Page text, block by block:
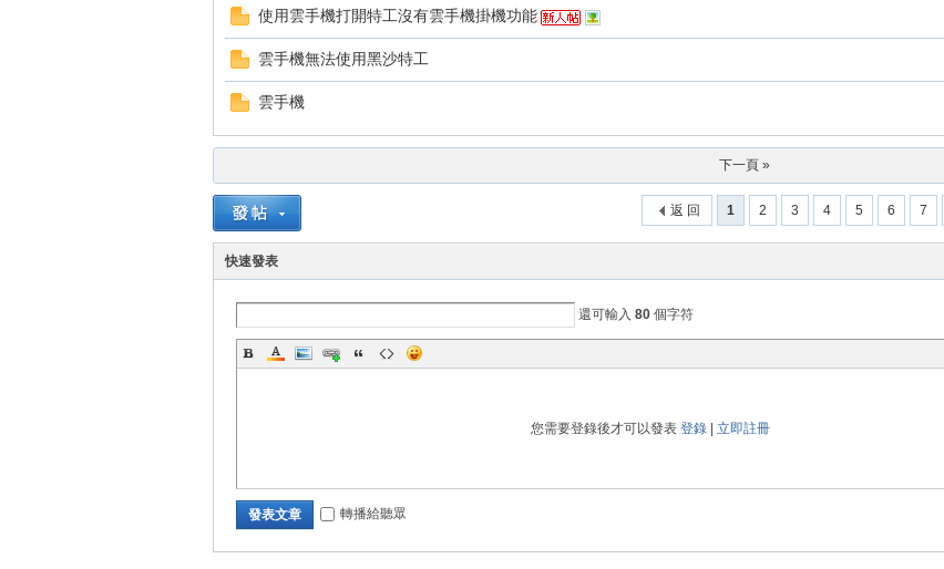
掛|
使用雲手機打開特工沒有雲手機掛機功能
雲手機無法使用黑沙特工
雲手機
下一頁 »
1 2 3 4 5 6 7
返 回
快速發表
還可輸入 80 個字符
您需要登錄後才可以發表 登錄 立即註冊
發表文章 轉播給聽眾